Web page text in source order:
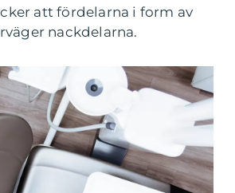
att fördelarna i form av
nackdelarna.